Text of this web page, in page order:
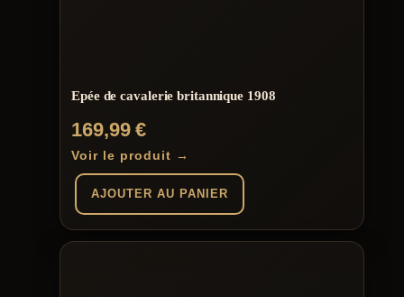
Epée de cavalerie britannique 1908
169,99€
Voir le produit →
AJOUTER AU PANIER